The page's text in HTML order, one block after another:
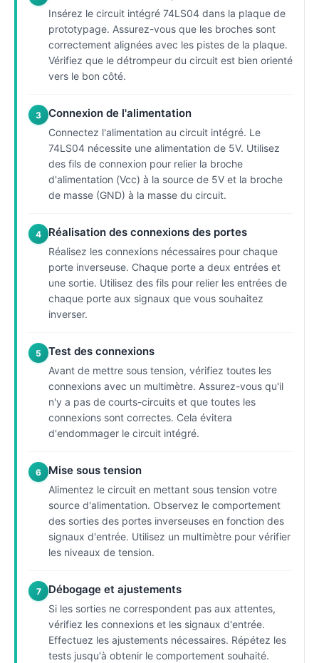
Insérez le circuit intégré 74LS04 dans la plaque de
prototypage. Assurez-vous que les broches sont
correctement alignées avec les pistes de la plaque.
Vérifiez que le détrompeur du circuit est bien orienté
vers le bon côté.
3 Connexion de l'alimentation
Connectez l'alimentation au circuit intégré. Le
74LS04 nécessite une alimentation de 5V. Utilisez
des fils de connexion pour relier la broche
d'alimentation (Vcc) à la source de 5V et la broche
de masse (GND) à la masse du circuit.
4 Réalisation des connexions des portes
Réalisez les connexions nécessaires pour chaque
porte inverseuse. Chaque porte a deux entrées et
une sortie. Utilisez des fils pour relier les entrées de
chaque porte aux signaux que vous souhaitez
inverser.
5 Test des connexions
Avant de mettre sous tension, vérifiez toutes les
connexions avec un multimètre. Assurez-vous qu'il
n'y a pas de courts-circuits et que toutes les
connexions sont correctes. Cela évitera
d'endommager le circuit intégré.
6 Mise sous tension
Alimentez le circuit en mettant sous tension votre
source d'alimentation. Observez le comportement
des sorties des portes inverseuses en fonction des
signaux d'entrée. Utilisez un multimètre pour vérifier
les niveaux de tension.
7 Débogage et ajustements
Si les sorties ne correspondent pas aux attentes,
vérifiez les connexions et les signaux d'entrée.
Effectuez les ajustements nécessaires. Répétez les
tests jusqu'à obtenir le comportement souhaité.